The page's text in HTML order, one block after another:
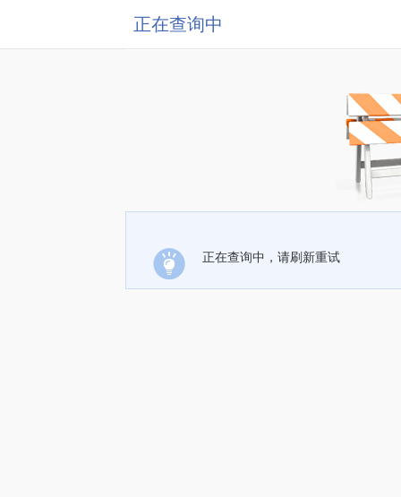
正在查询中
正在查询中，请刷新重试